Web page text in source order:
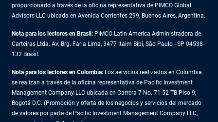
proporcionado a través de la oficina representativa de PIMCO Global
Advisors LLC ubicada en Avenida Corrientes 299, Buenos Aires, Argentina.
Nota para los lectores en Brasil: PIMCO Latin America Administradora de
Carteiras Ltda. Av. Brg. Faria Lima, 3477 Itaim Bibi, São Paulo - SP 04538-
132 Brasil.
Nota para los lectores en Colombia: Los servicios realizados en Colombia
se realizan a través de la oficina representativa de Pacific Investment
Management Company LLC ubicada en Carrera 7 No. 71-52 TB Piso 9,
Bogotá D.C. (Promoción y oferta de los negocios y servicios del mercado
de valores por parte de Pacific Investment Management Company LLC,